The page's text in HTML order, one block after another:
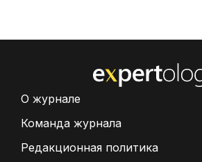
О журнале
Команда журнала
Редакционная политика